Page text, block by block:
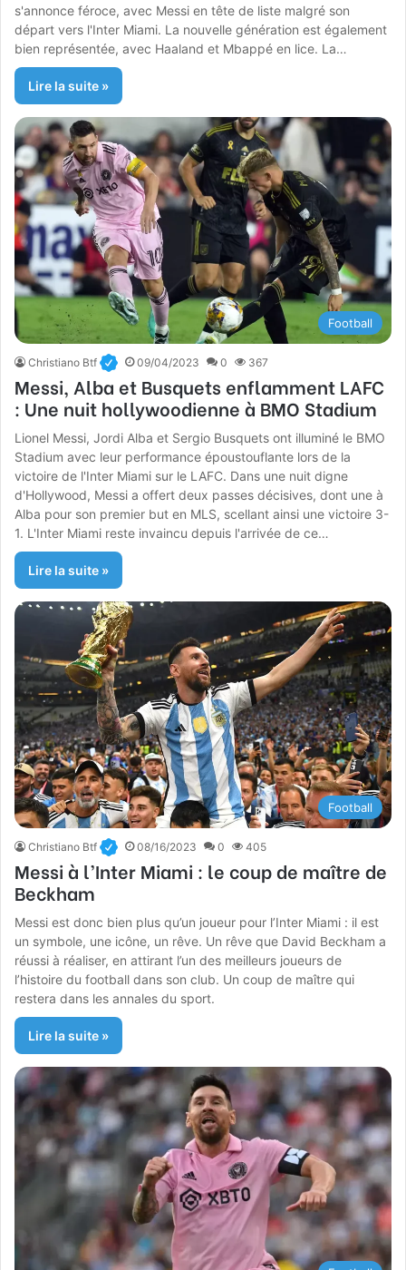
s'annonce féroce, avec Messi en tête de liste malgré son
départ vers l'Inter Miami. La nouvelle génération est également
bien représentée, avec Haaland et Mbappé en lice. La…
Lire la suite »
Football
Christiano Btf 09/04/2023 0 367
Messi, Alba et Busquets enflamment LAFC
: Une nuit hollywoodienne à BMO Stadium
Lionel Messi, Jordi Alba et Sergio Busquets ont illuminé le BMO
Stadium avec leur performance époustouflante lors de la
victoire de l'Inter Miami sur le LAFC. Dans une nuit digne
d'Hollywood, Messi a offert deux passes décisives, dont une à
Alba pour son premier but en MLS, scellant ainsi une victoire 3-
1. L'Inter Miami reste invaincu depuis l'arrivée de ce…
Lire la suite »
Football
Christiano Btf 08/16/2023 0 405
Messi à l’Inter Miami : le coup de maître de
Beckham
Messi est donc bien plus qu’un joueur pour l’Inter Miami : il est
un symbole, une icône, un rêve. Un rêve que David Beckham a
réussi à réaliser, en attirant l’un des meilleurs joueurs de
l’histoire du football dans son club. Un coup de maître qui
restera dans les annales du sport.
Lire la suite »